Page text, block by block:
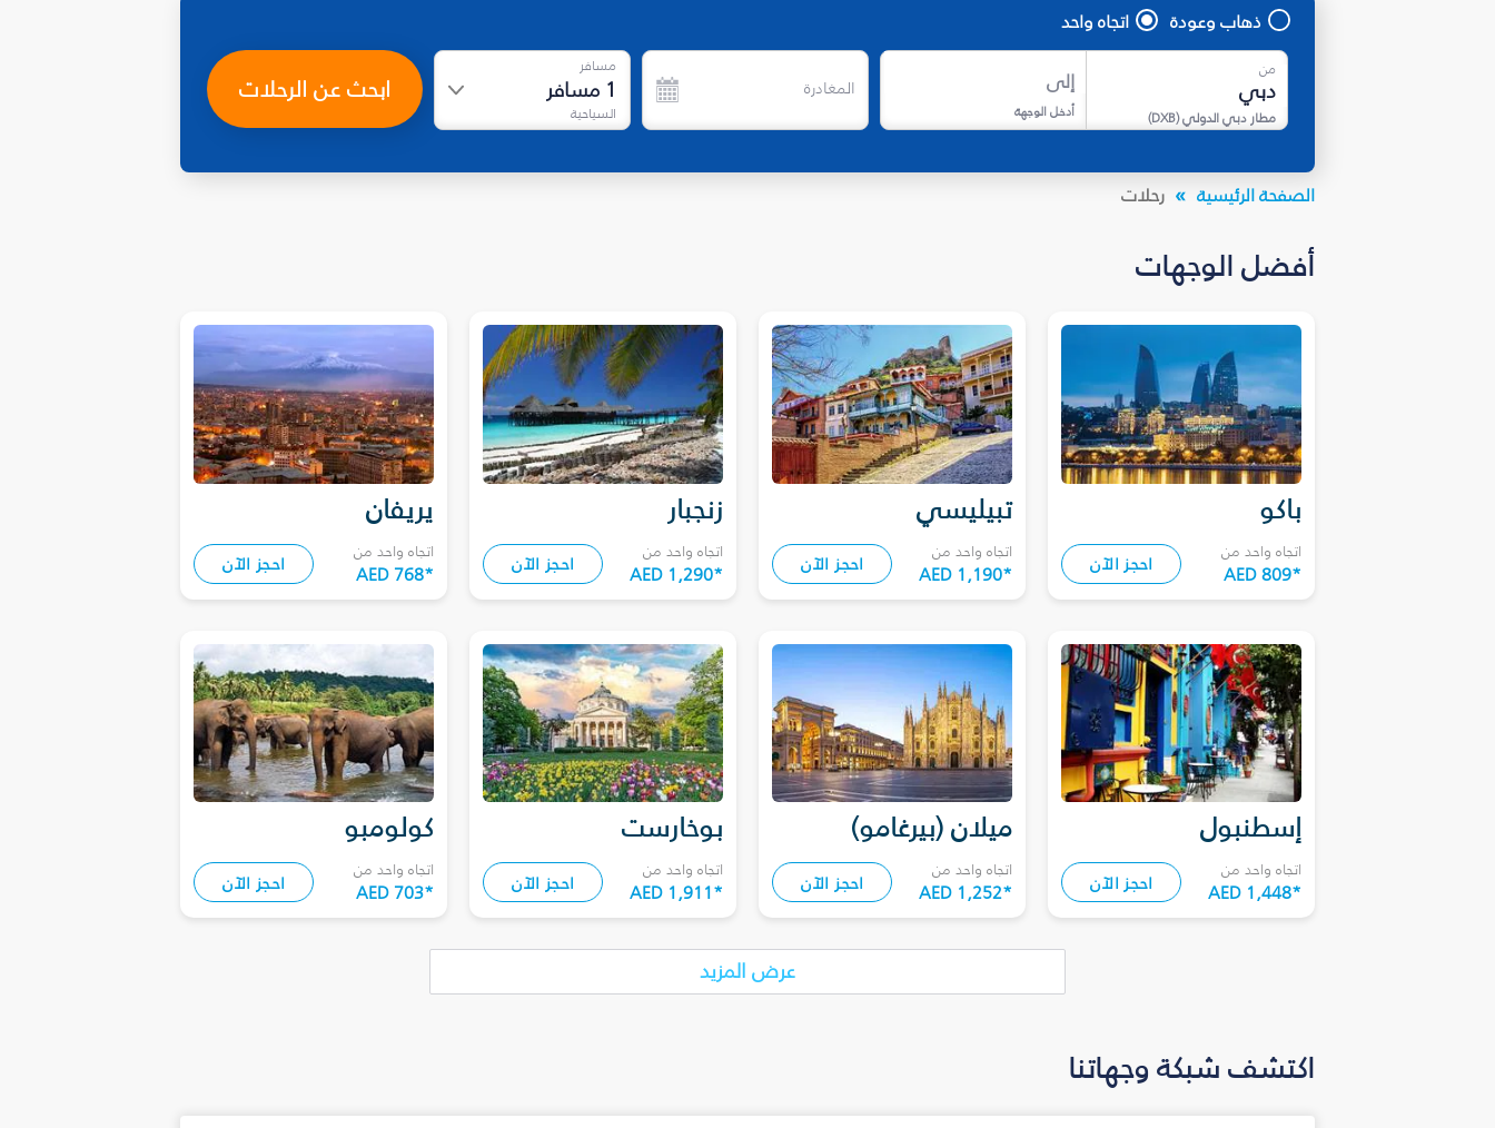
ذهاب وعودة اتجاه واحد
من
مطار دبي الدولي(
DXB
)
إلى
أدخل الوجهة
المغادرة
مسافر
1 مسافر
السياحية
ابحث عن الرحلات
الصفحة الرئيسية رحلات
أفضل الوجهات
باكو
اتجاه واحد من
AED 809* احجز الآن
تبيليسي
اتجاه واحد من
AED 1,190* احجز الآن
زنجبار
اتجاه واحد من
AED 1,290* احجز الآن
يريفان
اتجاه واحد من
AED 768* احجز الآن
إسطنبول
اتجاه واحد من
AED 1,448* احجز الآن
ميلان (بيرغامو)
اتجاه واحد من
AED 1,252* احجز الآن
بوخارست
اتجاه واحد من
AED 1,911* احجز الآن
كولومبو
اتجاه واحد من
AED 703* احجز الآن
عرض المزيد
اكتشف شبكة وجهاتنا